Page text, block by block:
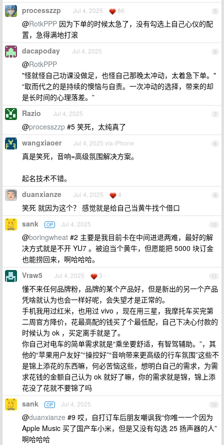
5
processzzp Jul 4, 2025 86
@RotkPPP 因为下单的时候太急了，没有勾选上自己心仪的配
置，急得满地打滚
6
dacapoday Jul 4, 2025
@RotkPPP
"怪就怪自己功课没做足，也怪自己那晚太冲动，太着急下单。"
“取而代之的是持续的懊恼与自责。一次冲动的选择，带来的却
是长时间的心理落差。”
7
Razio Jul 4, 2025
@processzzp #5 笑死，太纯真了
8
wangxiaoer Jul 4, 2025 via iPhone
真是笑死，音响=高级氛围解决方案。
起名技术不错。
9
duanxianze Jul 4, 2025 4
笑死 就因为这个？ 感觉就是给自己当黄牛找个借口
10
sank OP Jul 4, 2025
@boringwheat #2 主要是我目前卡在中间进退两难，最好的解
决方式就是不开 YU7 。被迫当个黄牛，但愿能把 5000 块订金
也能捞回来，啊哈哈哈。
11
Vraw5 Jul 4, 2025 3
懂不来任何品牌粉，品牌的某个产品好，但是新出的另一个产品
凭啥就认为也会一样好呢，会失望才是正常的。
手机我用过红米，也用过 vivo ，现在用三星，我摩托车买完第
二周官方降价，花最高配的钱买了个最低配，自己下决心付款的
时候认为 ok ，买定离手就是了。
你自己对电车的简单需求就是“乘坐要舒适，有智驾辅助。”，其
他的“苹果用户友好”“操控好”“音响带来更高级的行车氛围”这些不
是锦上添花的东西嘛，何必苦恼这些，想明白自己的需求，为需
求花钱的金额自己认为 ok 就好了嘛，你的需求就是锦，锦上添
花没了花就不要锦了吗
12
sank OP Jul 4, 2025
@duanxianze #9 哎，自打订车后朋友嘲讽我“你唯一一个因为
Apple Music 买了国产车小米，但是又没有勾选 25 扬声器的人”
啊哈哈哈